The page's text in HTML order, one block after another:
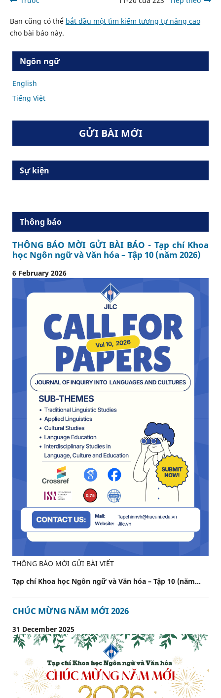
Bạn cũng có thể bắt đầu một tìm kiếm tương tự nâng cao
cho bài báo này.
Ngôn ngữ
English
Tiếng Việt
GỬI BÀI MỚI
Sự kiện
Thông báo
THÔNG BÁO MỜI GỬI BÀI BÁO - Tạp chí Khoa
học Ngôn ngữ và Văn hóa – Tập 10 (năm 2026)
6 February 2026
THÔNG BÁO MỜI GỬI BÀI VIẾT
Tạp chí Khoa học Ngôn ngữ và Văn hóa – Tập 10 (năm...
CHÚC MỪNG NĂM MỚI 2026
31 December 2025